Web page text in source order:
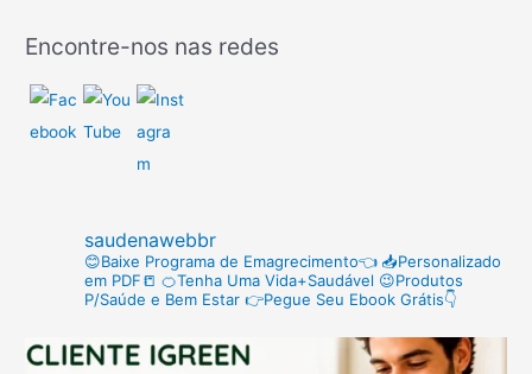
q
u
:
Encontre-nos nas redes
saudenawebbr
😊Baixe Programa de Emagrecimento👈 📥Personalizado
em PDF📒 🍊Tenha Uma Vida+Saudável 😉Produtos
P/Saúde e Bem Estar 👉Pegue Seu Ebook Grátis👇